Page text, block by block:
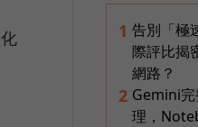
1 告別「極
際評比揭
網路？
2 Gemini
理，